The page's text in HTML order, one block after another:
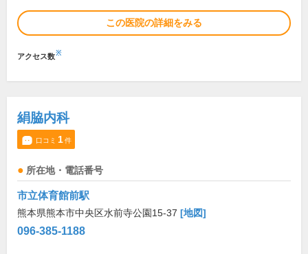
この医院の詳細をみる
アクセス数※
絹脇内科
口コミ 1件
所在地・電話番号
市立体育館前駅
熊本県熊本市中央区水前寺公園15-37 [地図]
096-385-1188